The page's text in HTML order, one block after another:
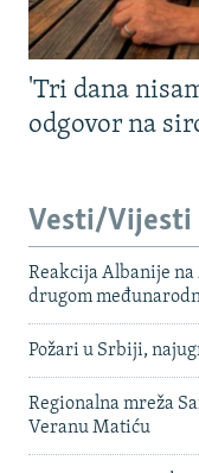
'Tri dana
odgovor na
Vesti/Vijesti
Reakcija Albanije na
drugom
Požari u Srbiji,
Regionalna mreža
Veranu Matiću